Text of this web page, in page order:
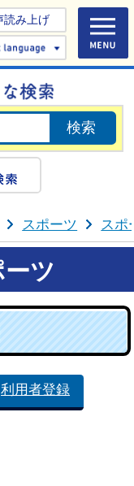
読み上げ
Select
スポーツ スポ
ツ
利用者登録